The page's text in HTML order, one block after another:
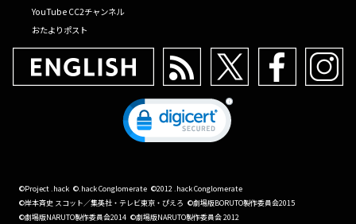
YouTube CC2チャンネル
おたよりポスト
©Project .hack ©.hack Conglomerate ©2012 .hack Conglomerate
©岸本斉史 スコット／集英社・テレビ東京・ぴえろ ©劇場版BORUTO製作委員会2015
©劇場版NARUTO製作委員会2014 ©劇場版NARUTO製作委員会 2012